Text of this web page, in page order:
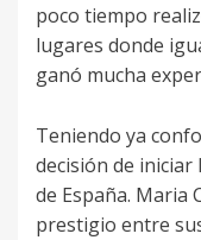
poco tiempo
lugares donde
ganó mucha
Teniendo ya
decisión de
de España. Maria
prestigio entre